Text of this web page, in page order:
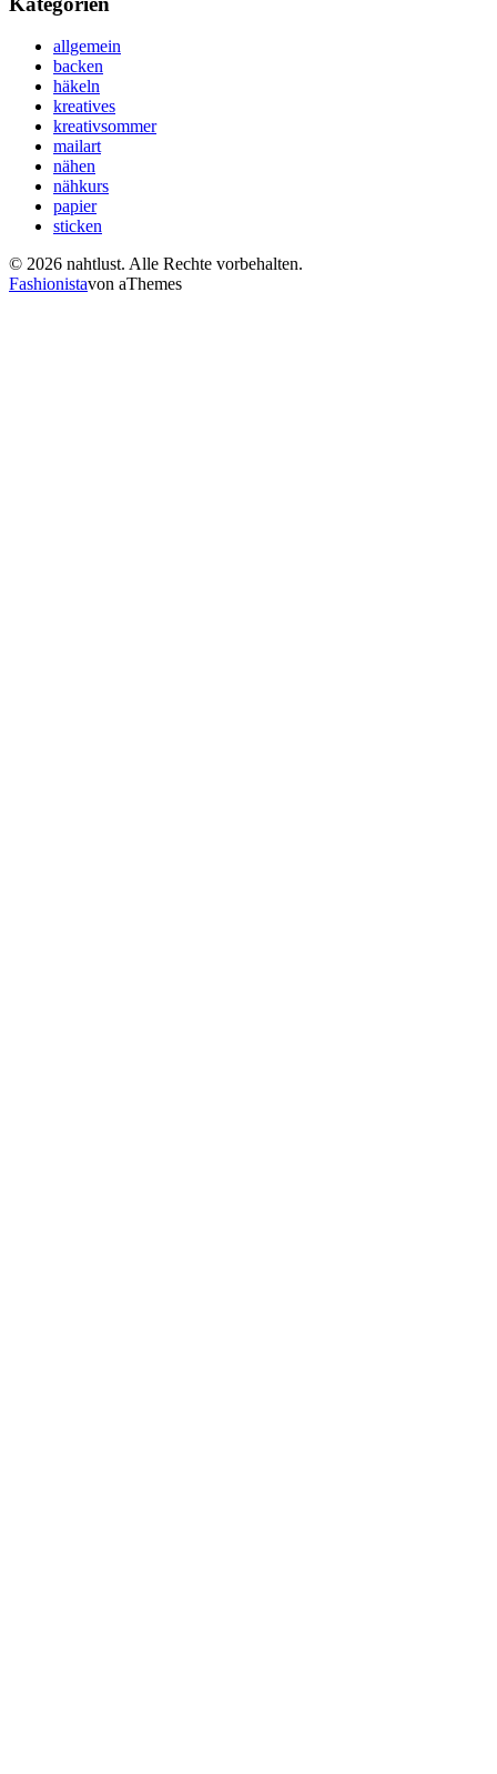
allgemein
backen
häkeln
kreatives
kreativsommer
mailart
nähen
nähkurs
papier
sticken
© 2026 nahtlust. Alle Rechte vorbehalten.
Fashionistavon aThemes